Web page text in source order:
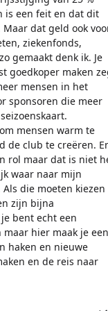
is een feit en dat dit
dat geld ook
ziekenfonds,
gemaakt denk ik. Je
goedkoper maken
mensen in het
sponsoren die meer
mensen warm te
de club te creëren.
rol maar dat is niet
waar naar mijn
die moeten kiezen
zijn bijna
bent echt een
hier maak je een
haken en nieuwe
en de reis naar